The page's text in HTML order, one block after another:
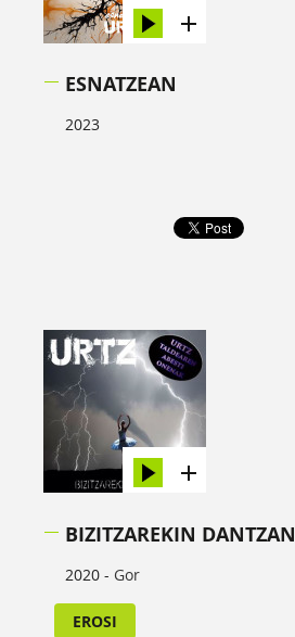
ESNATZEAN
2023
BIZITZAREKIN DANTZAN
2020 - Gor
EROSI